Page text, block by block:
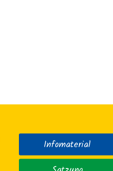
Infomaterial